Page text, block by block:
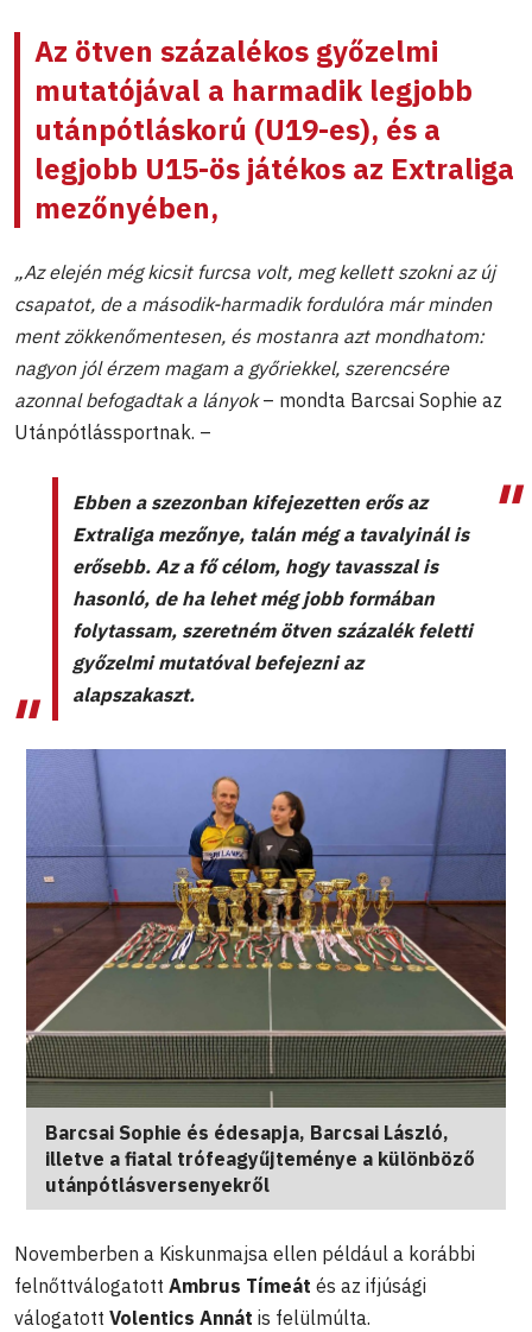
Az ötven százalékos győzelmi
mutatójával a harmadik legjobb
utánpótláskorú (U19-es), és a
legjobb U15-ös játékos az Extraliga
mezőnyében,
„Az elején még kicsit furcsa volt, meg kellett szokni az új
csapatot, de a második-harmadik fordulóra már minden
ment zökkenőmentesen, és mostanra azt mondhatom:
nagyon jól érzem magam a győriekkel, szerencsére
azonnal befogadtak a lányok– mondta Barcsai Sophie az
Utánpótlássportnak. –
Ebben a szezonban kifejezetten erős az
Extraliga mezőnye, talán még a tavalyinál is
erősebb. Az a fő célom, hogy tavasszal is
hasonló, de ha lehet még jobb formában
folytassam, szeretném ötven százalék feletti
győzelmi mutatóval befejezni az
alapszakaszt.
Barcsai Sophie és édesapja, Barcsai László,
illetve a fiatal trófeagyűjteménye a különböző
utánpótlásversenyekről
Novemberben a Kiskunmajsa ellen például a korábbi
felnőttválogatott Ambrus Tímeát és az ifjúsági
válogatott Volentics Annát is felülmúlta.